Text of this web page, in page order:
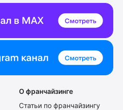
О франчайзинге
Статьи по франчайзингу